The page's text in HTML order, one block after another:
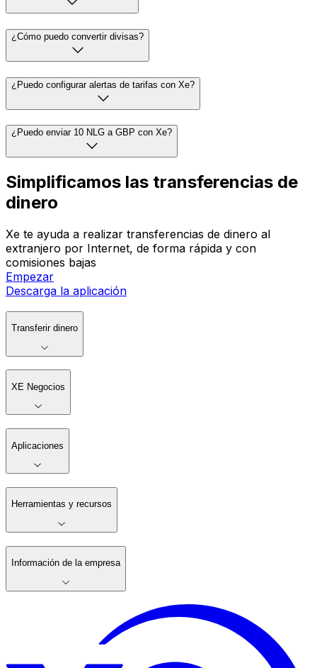
¿Cómo puedo convertir divisas?
¿Puedo configurar alertas de tarifas con Xe?
¿Puedo enviar 10 NLG a GBP con Xe?
Simplificamos las transferencias de
dinero
Xe te ayuda a realizar transferencias de dinero al
extranjero por Internet, de forma rápida y con
comisiones bajas
Empezar
Descarga la aplicación
Transferir dinero
XE Negocios
Aplicaciones
Herramientas y recursos
Información de la empresa